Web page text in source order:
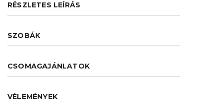
RÉSZLETES LEÍRÁS
SZOBÁK
CSOMAGAJÁNLATOK
VÉLEMÉNYEK